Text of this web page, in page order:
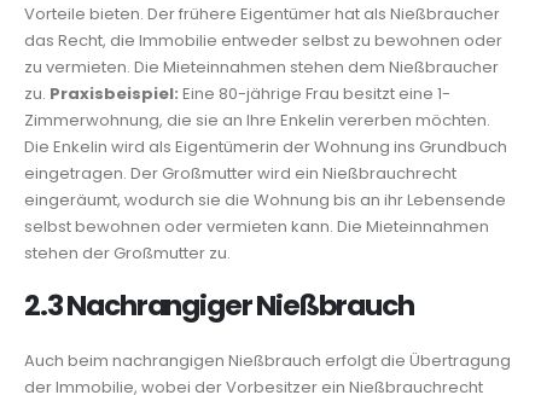
Vorteile bieten. Der frühere Eigentümer hat als Nießbraucher
das Recht, die Immobilie entweder selbst zu bewohnen oder
zu vermieten. Die Mieteinnahmen stehen dem Nießbraucher
zu. Praxisbeispiel: Eine 80-jährige Frau besitzt eine 1-
Zimmerwohnung, die sie an Ihre Enkelin vererben möchten.
Die Enkelin wird als Eigentümerin der Wohnung ins Grundbuch
eingetragen. Der Großmutter wird ein Nießbrauchrecht
eingeräumt, wodurch sie die Wohnung bis an ihr Lebensende
selbst bewohnen oder vermieten kann. Die Mieteinnahmen
stehen der Großmutter zu.
2.3 Nachrangiger Nießbrauch
Auch beim nachrangigen Nießbrauch erfolgt die Übertragung
der Immobilie, wobei der Vorbesitzer ein Nießbrauchrecht